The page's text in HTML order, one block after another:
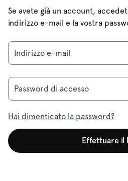
Se avete già un account,
indirizzo e-mail e la vostra
Indirizzo e-mail
Password di accesso
Hai dimenticato la password?
Effettuare il